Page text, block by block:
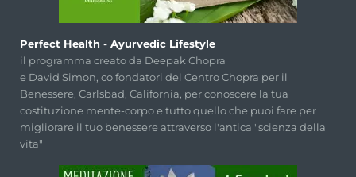
Perfect Health - Ayurvedic Lifestyle
il programma creato da Deepak Chopra
e David Simon, co fondatori del Centro Chopra per il
Benessere, Carlsbad, California, per conoscere la tua
costituzione mente-corpo e tutto quello che puoi fare per
migliorare il tuo benessere attraverso l'antica "scienza della
vita"